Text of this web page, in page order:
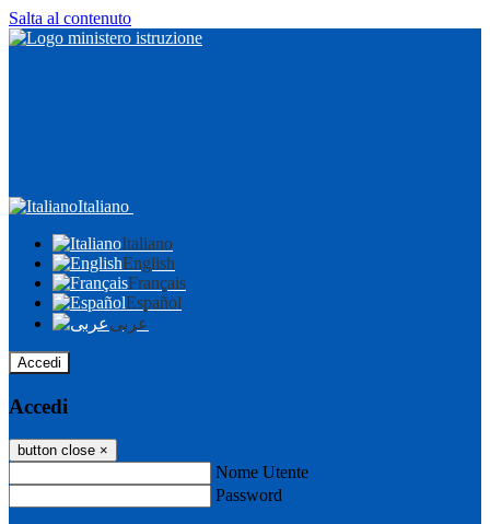
Salta al contenuto
Italiano
Italiano
English
Français
Español
عربى
Accedi
Accedi
button close ×
Nome Utente
Password